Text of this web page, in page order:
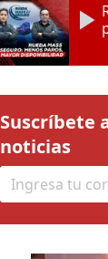
Suscríbete
noticias